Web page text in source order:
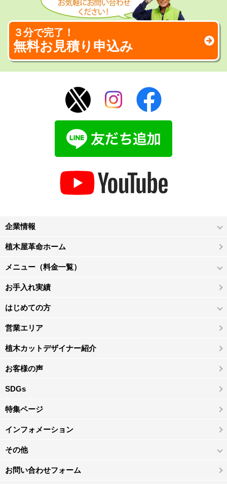
３分で完了！
無料お見積り申込み
企業情報
植木屋革命ホーム
メニュー（料金一覧）
お手入れ実績
はじめての方
営業エリア
植木カットデザイナー紹介
お客様の声
SDGs
特集ページ
インフォメーション
その他
お問い合わせフォーム